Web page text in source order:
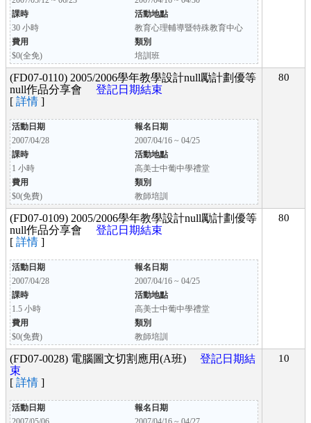
課時
活動地點
30 小時
教育心理輔導暨特殊教育中心
費用
類別
$0(全免)
培訓班
(FD07-0110) 2005/2006學年教學設計null勵計劃優等
null作品分享會 登記日期結束
[ 詳情 ]
活動日期
報名日期
2007/04/28
2007/04/16 ~ 04/25
課時
活動地點
1 小時
高美士中葡中學禮堂
費用
類別
$0(免費)
教師培訓
80
(FD07-0109) 2005/2006學年教學設計null勵計劃優等
null作品分享會 登記日期結束
[ 詳情 ]
活動日期
報名日期
2007/04/28
2007/04/16 ~ 04/25
課時
活動地點
1.5 小時
高美士中葡中學禮堂
費用
類別
$0(免費)
教師培訓
80
(FD07-0028) 電腦圖文切割應用(A班) 登記日期結
束
[ 詳情 ]
活動日期
報名日期
10